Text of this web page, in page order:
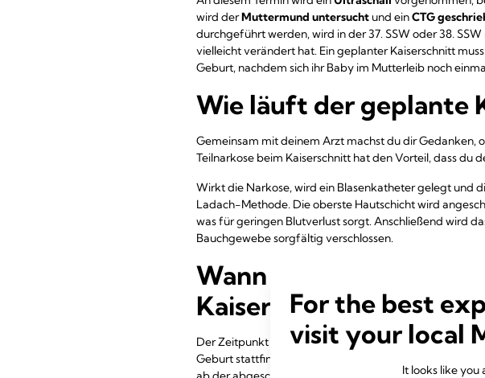
wird derMuttermund untersucht und einCTG
durchgeführt werden, wird in der 37. SSW oder 38.
vielleicht verändert hat. Ein geplanter Kaiserschnitt
Geburt, nachdem sich ihr Baby im Mutterleib noch
Wie läuft der geplante
Gemeinsam mit deinem Arzt machst du dir Gedanken,
Teilnarkose beim Kaiserschnitt hat den Vorteil, dass du
Wirkt die Narkose, wird ein Blasenkatheter gelegt und
Ladach-Methode. Die oberste Hautschicht wird
was für geringen Blutverlust sorgt. Anschließend wird
Bauchgewebe sorgfältig verschlossen.
Wann ist der passende
Kaiserschnitt?
Der Zeitpunkt eines Kaiserschnitts beeinflusst die
Geburt stattfindet. „Man versucht heutzutage, den
For the best
visit your local
It looks like you